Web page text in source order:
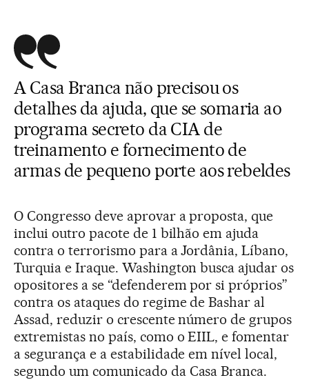
A Casa Branca não precisou os
detalhes da ajuda, que se somaria ao
programa secreto da CIA de
treinamento e fornecimento de
armas de pequeno porte aos rebeldes
O Congresso deve aprovar a proposta, que
inclui outro pacote de 1 bilhão em ajuda
contra o terrorismo para a Jordânia, Líbano,
Turquia e Iraque. Washington busca ajudar os
opositores a se “defenderem por si próprios”
contra os ataques do regime de Bashar al
Assad, reduzir o crescente número de grupos
extremistas no país, como o EIIL, e fomentar
a segurança e a estabilidade em nível local,
segundo um comunicado da Casa Branca.